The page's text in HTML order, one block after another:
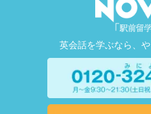
英会話を学ぶなら、